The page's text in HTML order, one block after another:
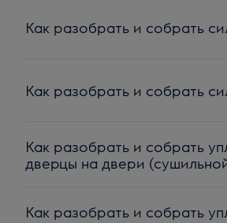
Как разобрать и собрать
Как разобрать и собрать
Как разобрать и собрать
дверцы на двери
Как разобрать и собрать